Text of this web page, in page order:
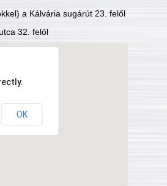
a Kálvária sugárút 23. felől
32. felől
OK